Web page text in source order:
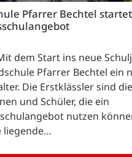
Pfarrer Bechtel startet
dem Start ins neue
Pfarrer Bechtel ein
Die Erstklässler sind
und Schüler, die ein
nutzen
liegende…